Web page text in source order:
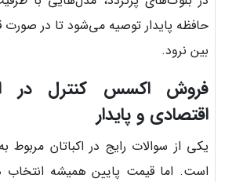
حافظه پایدار توصیه می‌شود تا در صورت
بین نرود.
فروش اکسس کنترل در
اقتصادی و پایدار
یکی از سوالات رایج در اکباتان
است. اما قیمت پایین همیشه انتخاب